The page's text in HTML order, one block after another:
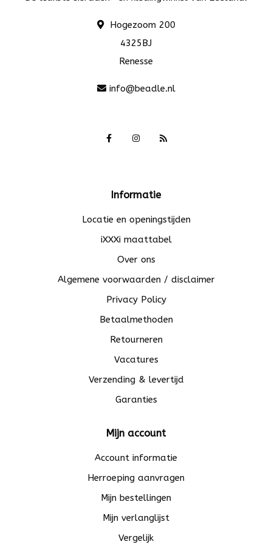
Hogezoom 200
4325BJ
Renesse
info@beadle.nl
Informatie
Locatie en openingstijden
iXXXi maattabel
Over ons
Algemene voorwaarden / disclaimer
Privacy Policy
Betaalmethoden
Retourneren
Vacatures
Verzending & levertijd
Garanties
Mijn account
Account informatie
Herroeping aanvragen
Mijn bestellingen
Mijn verlanglijst
Vergelijk